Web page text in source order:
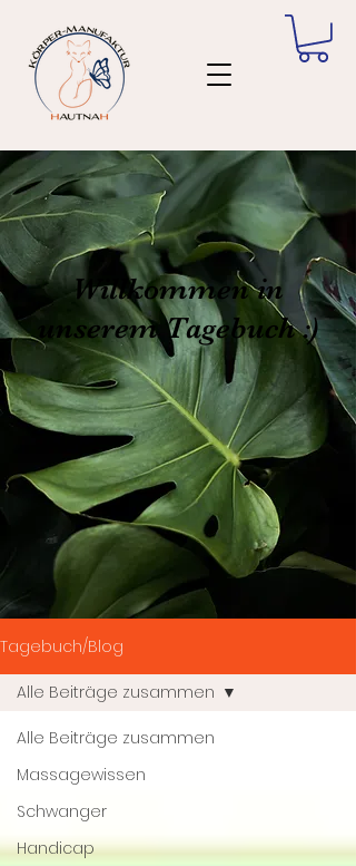
Willkommen in
unserem Tagebuch :)
Tagebuch/Blog
Alle Beiträge zusammen
Massagewissen
Schwanger
Handicap
Alle Beiträge zusammen